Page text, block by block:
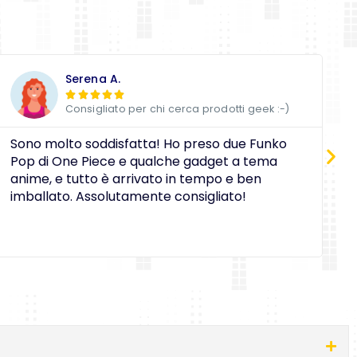
Serena A.
 
Consigliato per chi cerca prodotti geek :-)
Sono molto soddisfatta! Ho preso due Funko
Pop di One Piece e qualche gadget a tema
anime, e tutto è arrivato in tempo e ben
imballato. Assolutamente consigliato!